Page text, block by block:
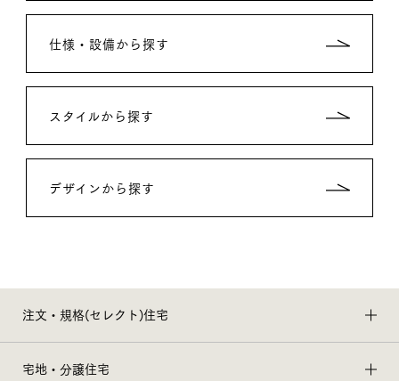
仕様・設備から探す
スタイルから探す
デザインから探す
注文・規格(セレクト)住宅
宅地・分譲住宅